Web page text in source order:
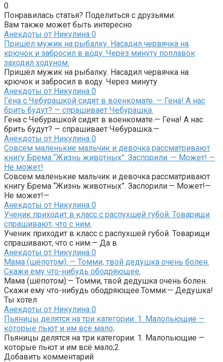
0
Понравилась статья? Поделиться с друзьями:
Вам также может быть интересно
Анекдоты от Никулина 0
Пришёл мужик на рыбалку. Насадил червячка на
крючок и забросил в воду. Через минуту поплавок
заходил ходуном.
Пришёл мужик на рыбалку. Насадил червячка на
крючок и забросил в воду. Через минуту
Анекдоты от Никулина 0
Гена с Чебурашкой сидят в военкомате. — Гена! А нас
брить будут? — спрашивает Чебурашка.
Гена с Чебурашкой сидят в военкомате.— Гена! А нас
брить будут? — спрашивает Чебурашка.—
Анекдоты от Никулина 0
Совсем маленькие мальчик и девочка рассматривают
книгу Брема “Жизнь животных”. Заспорили. — Может! —
Не может!
Совсем маленькие мальчик и девочка рассматривают
книгу Брема “Жизнь животных”. Заспорили.— Может!—
Не может!—
Анекдоты от Никулина 0
Ученик приходит в класс с распухшей губой. Товарищи
спрашивают, что с ним.
Ученик приходит в класс с распухшей губой. Товарищи
спрашивают, что с ним.— Да в
Анекдоты от Никулина 0
Мама (шёпотом): — Томми, твой дедушка очень болен.
Скажи ему что-нибудь ободряющее.
Мама (шёпотом):— Томми, твой дедушка очень болен.
Скажи ему что-нибудь ободряющее.Томми:— Дедушка!
Ты хотел
Анекдоты от Никулина 0
Пьяницы делятся на три категории: 1. Малопьющие —
которые пьют и им всё мало;
Пьяницы делятся на три категории: 1. Малопьющие —
которые пьют и им всё мало;2.
Добавить комментарий